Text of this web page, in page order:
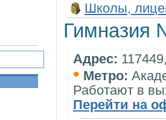
Школы,
Гимназия
Адрес:
• Метро:
Работают в
Перейти на